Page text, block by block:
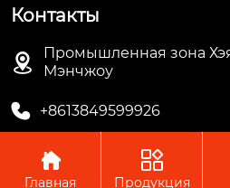
Контакты

Промышленная зона
Мэнчжоу
 +8613849599926

Главная

Продукция